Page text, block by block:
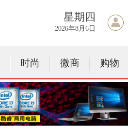
星期四
2026年8月6日
时尚 微商 购物